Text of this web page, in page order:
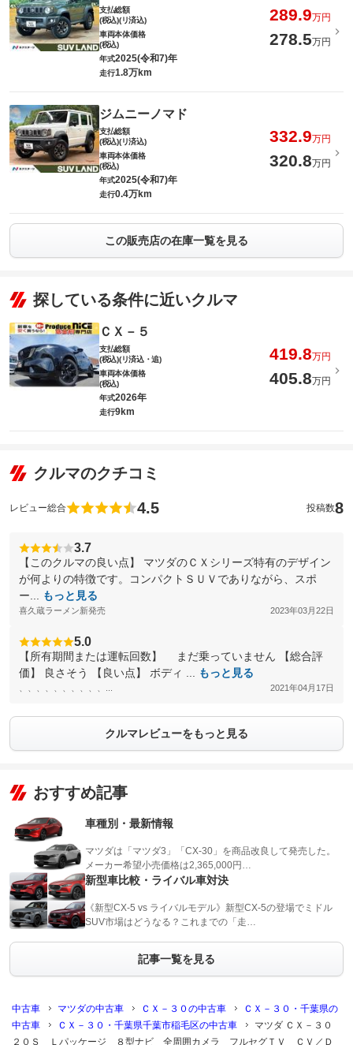
支払総額
(税込)(リ済込)
289.9万円
車両本体価格
(税込)
278.5万円
年式2025(令和7)年
走行1.8万km
ジムニーノマド
支払総額
(税込)(リ済込)
332.9万円
車両本体価格
(税込)
320.8万円
年式2025(令和7)年
走行0.4万km
この販売店の在庫一覧を見る
探している条件に近いクルマ
ＣＸ－５
支払総額
(税込)(リ済込・追)
419.8万円
車両本体価格
(税込)
405.8万円
年式2026年
走行9km
クルマのクチコミ
レビュー総合 4.5 投稿数8
3.7
【このクルマの良い点】 マツダのＣＸシリーズ特有のデザイン
が何よりの特徴です。コンパクトＳＵＶでありながら、スポ
ー...
もっと見る
喜久蔵ラーメン新発売 2023年03月22日
5.0
【所有期間または運転回数】 まだ乗っていません 【総合評
価】 良さそう 【良い点】 ボディ ...
もっと見る
2021年04月17日
クルマレビューをもっと見る
おすすめ記事
車種別・最新情報
マツダは「マツダ3」「CX-30」を商品改良して発売した。
メーカー希望小売価格は2,365,000円…
新型車比較・ライバル車対決
《新型CX-5 vs ライバルモデル》新型CX-5の登場でミドル
SUV市場はどうなる？これまでの「走…
記事一覧を見る
中古車 マツダの中古車 ＣＸ－３０の中古車
ＣＸ－３０・千葉県の
中古車
ＣＸ－３０・千葉県千葉市稲毛区の中古車
マツダ ＣＸ－３０
２０Ｓ Ｌパッケージ ８型ナビ 全周囲カメラ フルセグＴＶ ＣＶ／Ｄ